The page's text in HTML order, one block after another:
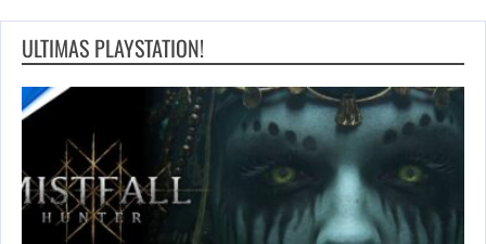
ULTIMAS PLAYSTATION!